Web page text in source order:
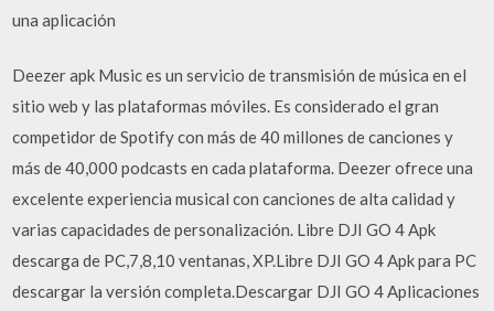
una aplicación
Deezer apk Music es un servicio de transmisión de música en el
sitio web y las plataformas móviles. Es considerado el gran
competidor de Spotify con más de 40 millones de canciones y
más de 40,000 podcasts en cada plataforma. Deezer ofrece una
excelente experiencia musical con canciones de alta calidad y
varias capacidades de personalización. Libre DJI GO 4 Apk
descarga de PC,7,8,10 ventanas, XP.Libre DJI GO 4 Apk para PC
descargar la versión completa.Descargar DJI GO 4 Aplicaciones